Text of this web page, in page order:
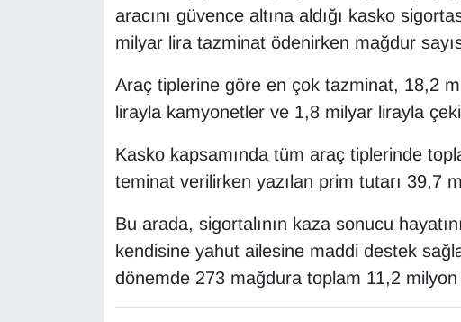
aracını güvence altına aldığı kasko
milyar lira tazminat ödenirken mağdur
Araç tiplerine göre en çok tazminat, 18,2
lirayla kamyonetler ve 1,8 milyar lirayla
Kasko kapsamında tüm araç tiplerinde
teminat verilirken yazılan prim tutarı 39,7
Bu arada, sigortalının kaza sonucu
kendisine yahut ailesine maddi destek
dönemde 273 mağdura toplam 11,2 milyon